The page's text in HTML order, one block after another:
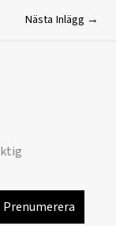
Nästa Inlägg →